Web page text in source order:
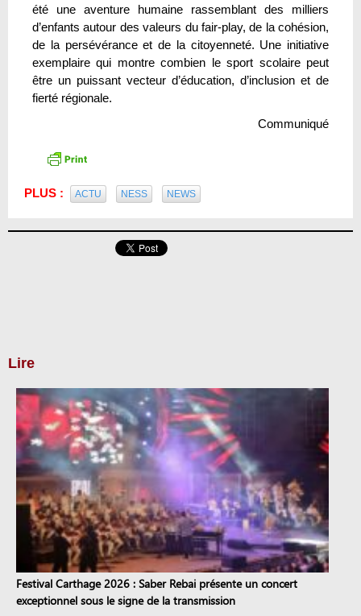
été une aventure humaine rassemblant des milliers
d’enfants autour des valeurs du fair-play, de la cohésion,
de la persévérance et de la citoyenneté. Une initiative
exemplaire qui montre combien le sport scolaire peut
être un puissant vecteur d’éducation, d’inclusion et de
fierté régionale.
Communiqué
PLUS : ACTU NESS NEWS
Lire
Festival Carthage 2026 : Saber Rebai présente un concert
exceptionnel sous le signe de la transmission